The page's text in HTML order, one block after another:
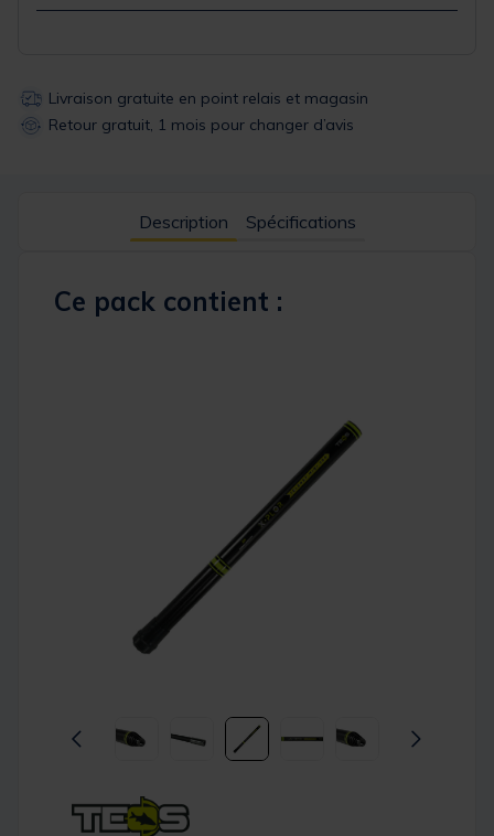
Livraison gratuite en point relais et magasin
Retour gratuit, 1 mois pour changer d’avis
Description Spécifications
Ce pack contient :